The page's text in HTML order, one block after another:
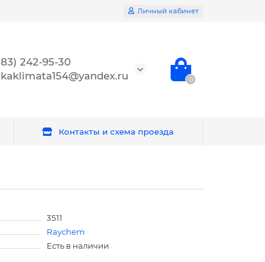
Личный кабинет
242-95-30
0
Контакты и схема проезда
3511
Raychem
Есть в наличии